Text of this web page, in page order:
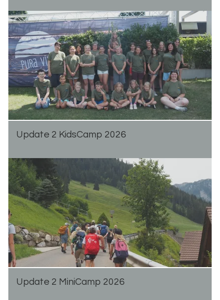
Up­date 2 Kid­s­Camp 2026
Up­date 2 Mi­ni­Camp 2026